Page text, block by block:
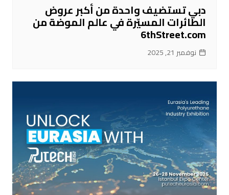
دبي تستضيف واحدة من أكبر عروض
الطائرات المسيّرة في عالم الموضة من
6thStreet.com
نوفمبر 21, 2025